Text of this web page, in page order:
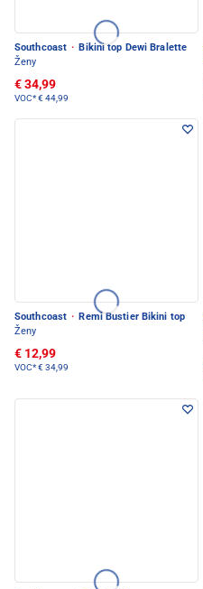
Southcoast · Bikini top Dewi Bralette
Ženy
€ 34,99
VOC*€ 44,99
Southcoast · Remi Bustier Bikini top
Ženy
€ 12,99
VOC*€ 34,99